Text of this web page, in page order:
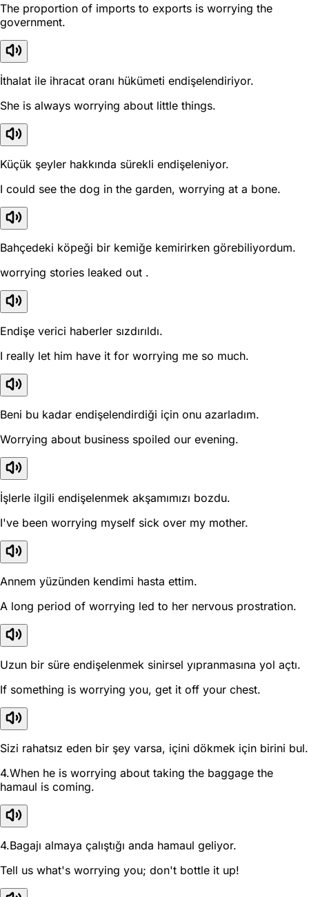
The proportion of imports to exports is worrying the
government.
İthalat ile ihracat oranı hükümeti endişelendiriyor.
She is always worrying about little things.
Küçük şeyler hakkında sürekli endişeleniyor.
I could see the dog in the garden, worrying at a bone.
Bahçedeki köpeği bir kemiğe kemirirken görebiliyordum.
worrying stories leaked out .
Endişe verici haberler sızdırıldı.
I really let him have it for worrying me so much.
Beni bu kadar endişelendirdiği için onu azarladım.
Worrying about business spoiled our evening.
İşlerle ilgili endişelenmek akşamımızı bozdu.
I've been worrying myself sick over my mother.
Annem yüzünden kendimi hasta ettim.
A long period of worrying led to her nervous prostration.
Uzun bir süre endişelenmek sinirsel yıpranmasına yol açtı.
If something is worrying you, get it off your chest.
Sizi rahatsız eden bir şey varsa, içini dökmek için birini bul.
4.When he is worrying about taking the baggage the
hamaul is coming.
4.Bagajı almaya çalıştığı anda hamaul geliyor.
Tell us what's worrying you; don't bottle it up!